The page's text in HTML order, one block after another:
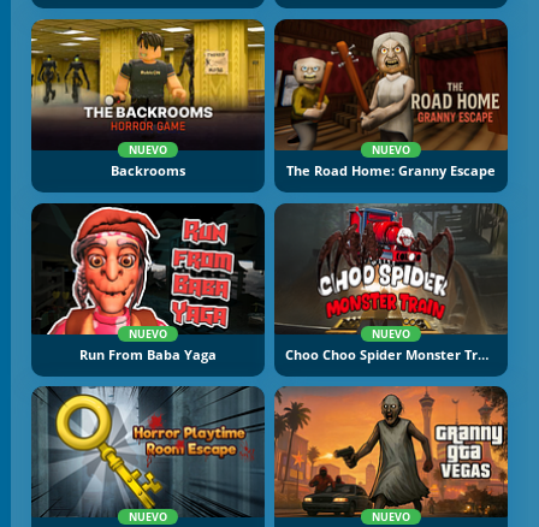
NUEVO
Backrooms
NUEVO
The Road Home: Granny Escape
NUEVO
Run From Baba Yaga
NUEVO
Choo Choo Spider Monster Train
NUEVO NUEVO